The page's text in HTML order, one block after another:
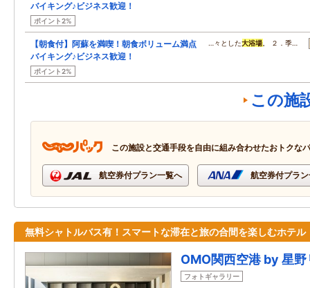
バイキング♪ビジネス歓迎！
ポイント2%
【朝食付】阿蘇を満喫！朝食ボリューム満点
バイキング♪ビジネス歓迎！
ポイント2%
…々とした大浴場 。 ２．季…
この施
この施設と交通手段を自由に組み合わせたおトクな
航空券付プラン一覧へ 航空券付プラ
無料シャトルバス有！スマートな滞在と旅の合間を楽しむホテル
OMO関西空港 by 星野
フォトギャラリー